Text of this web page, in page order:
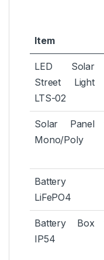
Item
LED Solar
Street Light
LTS-02
Solar Panel
Mono/Poly
Battery
LiFePO4
Battery Box
IP54